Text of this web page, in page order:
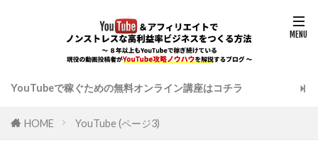
YouTubeで稼ぐための無料オンライン講座はコチラ
HOME YouTube (ページ3)